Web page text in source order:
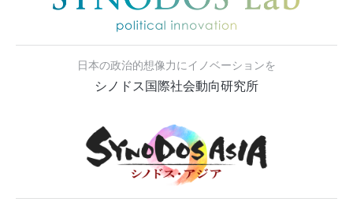
日本の政治的想像力にイノベーションを
シノドス国際社会動向研究所